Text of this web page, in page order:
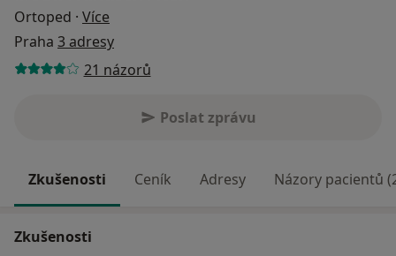
Ortoped · Více
Praha 3 adresy
21 názorů
Poslat zprávu
Zkušenosti Ceník Adresy Názory pacientů
Zkušenosti